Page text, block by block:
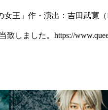
王」作・演出：吉田武寛
致しました。https://